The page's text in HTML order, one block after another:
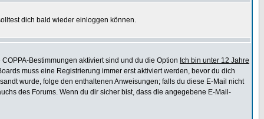
dich bald wieder einloggen können.
Bestimmungen aktiviert sind und du die Option Ich bin unter 12 Jahre
muss eine Registrierung immer erst aktiviert werden, bevor du dich
wurde, folge den enthaltenen Anweisungen; falls du diese E-Mail nicht
des Forums. Wenn du dir sicher bist, dass die angegebene E-Mail-